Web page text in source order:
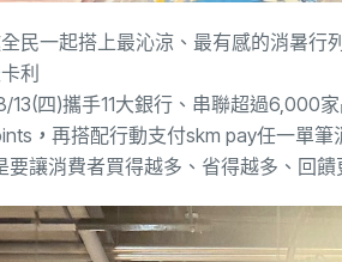
民一起搭上最沁涼、最有感的消暑
利
13(四)攜手11大銀行、串聯超過6,000
， 再搭配行動支付skm pay任一單筆
要讓消費者買得越多、省得越多、回饋